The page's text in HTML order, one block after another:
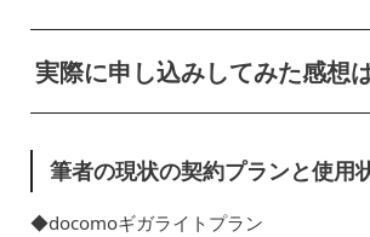
実際に申し込みしてみた感想
筆者の現状の契約プランと使用
◆docomoギガライトプラン